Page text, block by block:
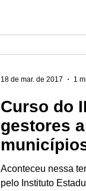
Curso do
gestores
unidades
Aconteceu nessa
pelo Instituto
18 de mar. de 2017 1